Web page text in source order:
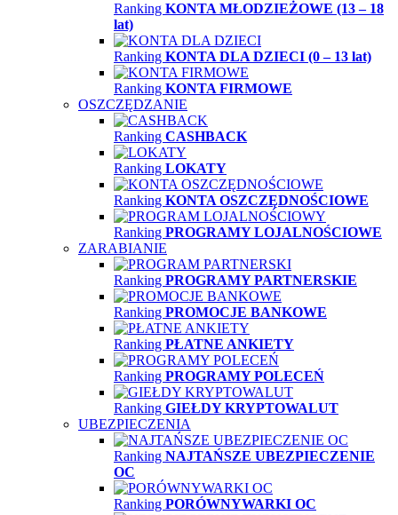
Ranking KONTA MŁODZIEŻOWE (13 – 18
lat)
Ranking KONTA DLA DZIECI (0 – 13 lat)
Ranking KONTA FIRMOWE
OSZCZĘDZANIE
Ranking CASHBACK
Ranking LOKATY
Ranking KONTA OSZCZĘDNOŚCIOWE
Ranking PROGRAMY LOJALNOŚCIOWE
ZARABIANIE
Ranking PROGRAMY PARTNERSKIE
Ranking PROMOCJE BANKOWE
Ranking PŁATNE ANKIETY
Ranking PROGRAMY POLECEŃ
Ranking GIEŁDY KRYPTOWALUT
UBEZPIECZENIA
Ranking NAJTAŃSZE UBEZPIECZENIE
OC
Ranking PORÓWNYWARKI OC